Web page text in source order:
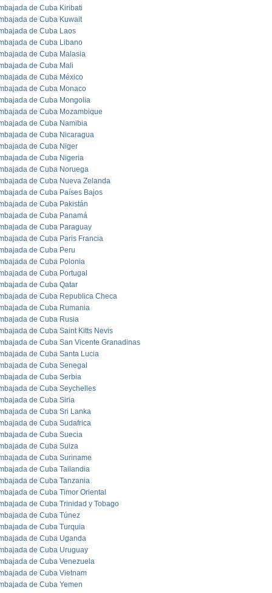
de Cuba Kiribati
de Cuba Kuwait
de Cuba Laos
de Cuba Libano
de Cuba Malasia
de Cuba Mali
de Cuba México
de Cuba Monaco
de Cuba Mongolia
de Cuba Mozambique
de Cuba Namibia
de Cuba Nicaragua
de Cuba Niger
de Cuba Nigeria
de Cuba Noruega
de Cuba Nueva Zelanda
de Cuba Países Bajos
de Cuba Pakistán
de Cuba Panamá
de Cuba Paraguay
de Cuba Paris Francia
de Cuba Peru
de Cuba Polonia
de Cuba Portugal
de Cuba Qatar
de Cuba Republica Checa
de Cuba Rumania
de Cuba Rusia
de Cuba Saint Kitts Nevis
de Cuba San Vicente Granadinas
de Cuba Santa Lucia
de Cuba Senegal
de Cuba Serbia
de Cuba Seychelles
de Cuba Siria
de Cuba Sri Lanka
de Cuba Sudafrica
de Cuba Suecia
de Cuba Suiza
de Cuba Suriname
de Cuba Tailandia
de Cuba Tanzania
de Cuba Timor Oriental
de Cuba Trinidad y Tobago
de Cuba Túnez
de Cuba Turquia
de Cuba Uganda
de Cuba Uruguay
de Cuba Venezuela
de Cuba Vietnam
de Cuba Yemen